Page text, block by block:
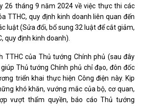
26 tháng 9 năm 2024 về việc thực thi các
TTHC, quy định kinh doanh liên quan đến
luật (Sửa đổi, bổ sung 32 luật để cắt giảm,
quy định kinh doanh).
TTHC của Thủ tướng Chính phủ (sau đây
Thủ tướng Chính phủ chỉ đạo, đôn đốc
triển khai thực hiện Công điện này. Kịp
khó khăn, vướng mắc của bộ, cơ quan,
vượt thẩm quyền, báo cáo Thủ tướng